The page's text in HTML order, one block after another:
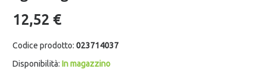
12,52 €
Codice prodotto: 023714037
Disponibilità: In magazzino